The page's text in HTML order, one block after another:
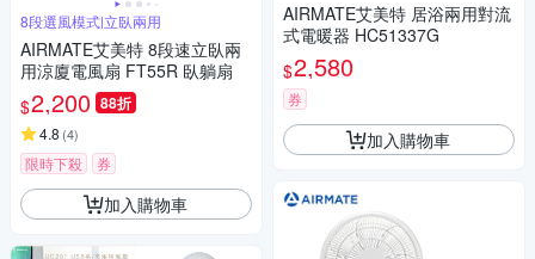
8段選風模式|立臥兩用
AIRMATE艾美特 8段速立臥兩
用涼廈電風扇 FT55R 臥躺扇
$2,200 88折
4.8 (4)
限時下殺 券
加入購物車
AIRMATE艾美特 居浴兩用對流
式電暖器 HC51337G
$2,580
券
加入購物車